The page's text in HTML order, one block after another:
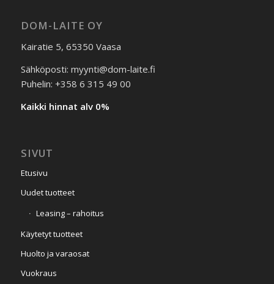
DOM-LAITE OY
Kairatie 5, 65350 Vaasa
Sähköposti: myynti@dom-laite.fi
Puhelin: +358 6 315 49 00
Kaikki hinnat alv 0%
SIVUT
Etusivu
Uudet tuotteet
Leasing – rahoitus
Käytetyt tuotteet
Huolto ja varaosat
Vuokraus